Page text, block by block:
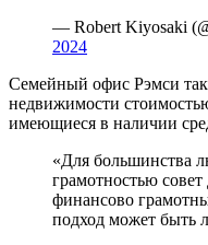
— Robert Kiyosaki
2024
Семейный офис Рэмси
недвижимости
имеющиеся в наличии
«Для большинства
грамотностью
финансово
подход может быть